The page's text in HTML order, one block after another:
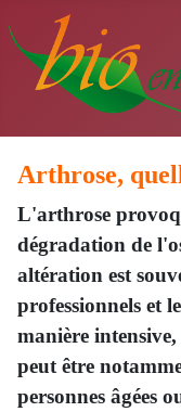
Arthrose,
L'arthrose
dégradation de
altération est
professionnels et
manière
peut être
personnes âgées